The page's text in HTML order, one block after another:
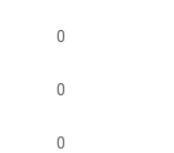
0
0
0